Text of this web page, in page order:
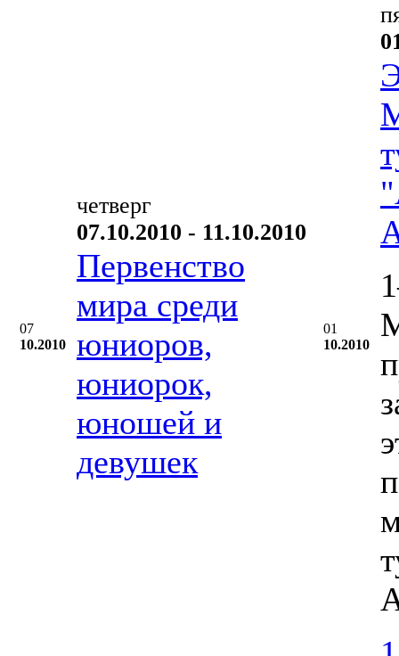
07
10.2010
четверг
07.10.2010 - 11.10.2010
Первенство
мира среди
юниоров,
юниорок,
юношей и
девушек
01
10.2010